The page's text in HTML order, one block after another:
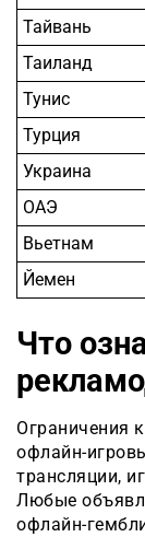
Тайвань
Таиланд
Тунис
Турция
Украина
ОАЭ
Вьетнам
Йемен
Что
Ограничения
офлайн-
трансляции,
Любые
офлайн-